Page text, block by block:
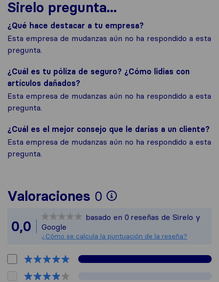
Sirelo pregunta...
¿Qué hace destacar a tu empresa?
Esta empresa de mudanzas aún no ha respondido a esta
pregunta.
¿Cuál es tu póliza de seguro? ¿Cómo lidias con
artículos dañados?
Esta empresa de mudanzas aún no ha respondido a esta
pregunta.
¿Cuál es el mejor consejo que le darías a un cliente?
Esta empresa de mudanzas aún no ha respondido a esta
pregunta.
Valoraciones 0
Para ofrecerte
Todas las
0,0
basado en 0 reseñas de Sirelo y
Google
¿Cómo se calcula la puntuación de la reseña?